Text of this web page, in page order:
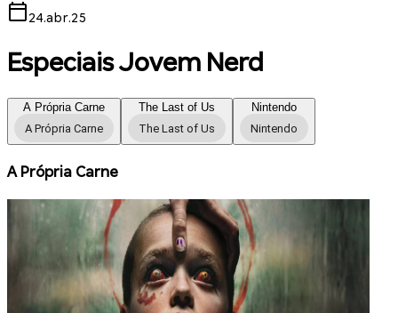
24.abr.25
Especiais Jovem Nerd
A Própria Carne
A Própria Carne
The Last of Us
The Last of Us
Nintendo
Nintendo
A Própria Carne